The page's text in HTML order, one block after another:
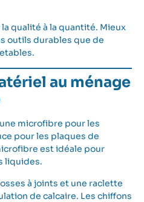
qualité à la quantité. Mieux
outils durables que de
au ménage
microfibre pour les
pour les plaques de
est idéale pour
liquides.
à joints et une raclette
de calcaire. Les chiffons